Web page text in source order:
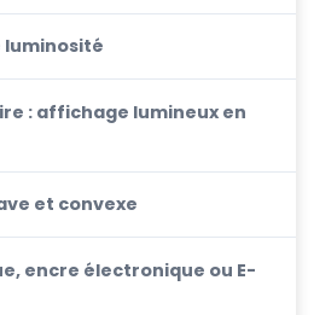
luminosité
: affichage lumineux en
et convexe
encre électronique ou E-